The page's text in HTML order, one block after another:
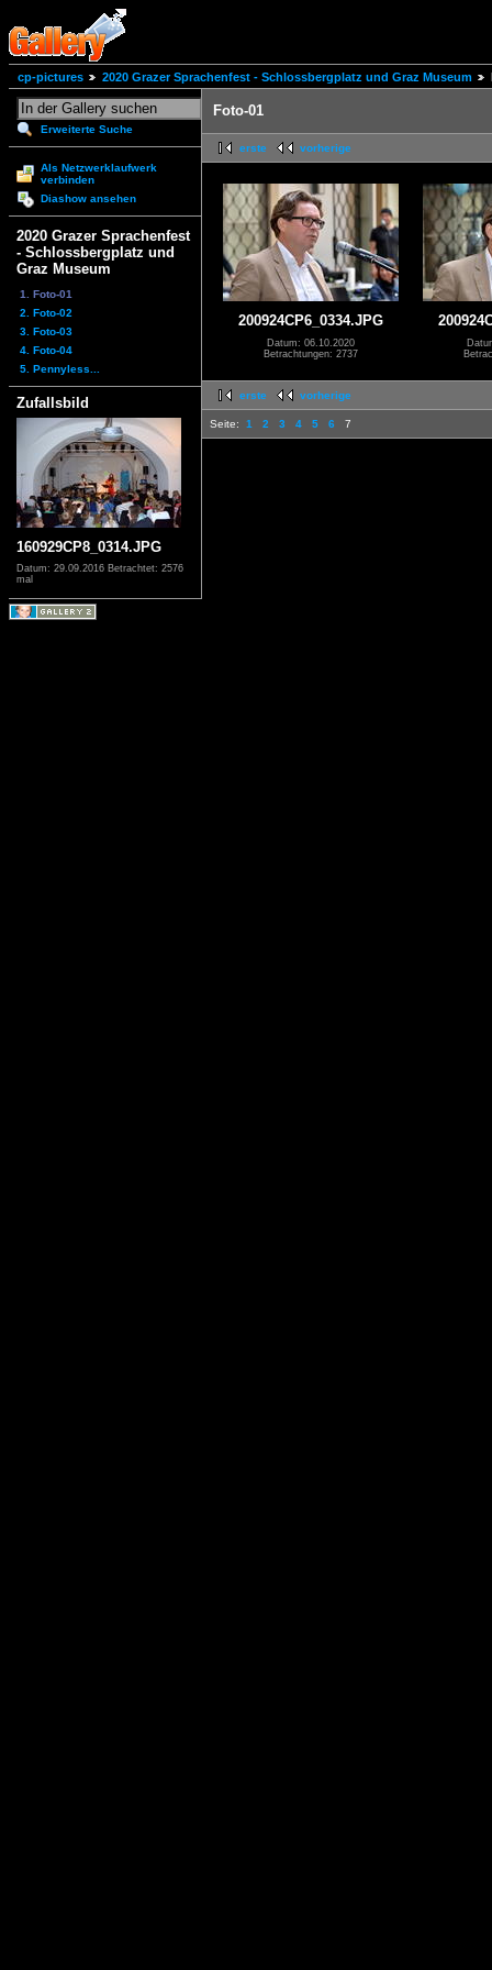
cp-pictures 2020 Grazer Sprachenfest - Schlossbergplatz und Graz Museum
Erweiterte Suche
Als Netzwerklaufwerk
verbinden
Diashow ansehen
2020 Grazer Sprachenfest
- Schlossbergplatz und
Graz Museum
1. Foto-01
2. Foto-02
3. Foto-03
4. Foto-04
5. Pennyless...
Zufallsbild
160929CP8_0314.JPG
Datum: 29.09.2016 Betrachtet: 2576
mal
Foto-01
erste vorherige
200924CP6_0334.JPG
Datum: 06.10.2020
Betrachtungen: 2737
erste vorherige
Seite: 1 2 3 4 5 6 7